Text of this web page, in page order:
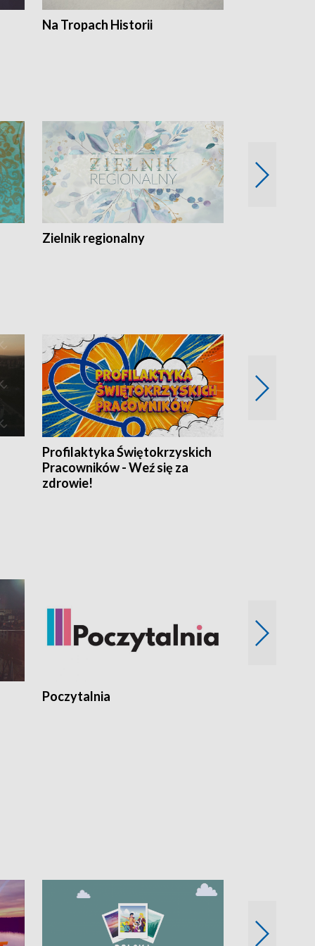
Na Tropach Historii
Zielnik regionalny
Profilaktyka Świętokrzyskich
Pracowników - Weź się za
zdrowie!
Poczytalnia